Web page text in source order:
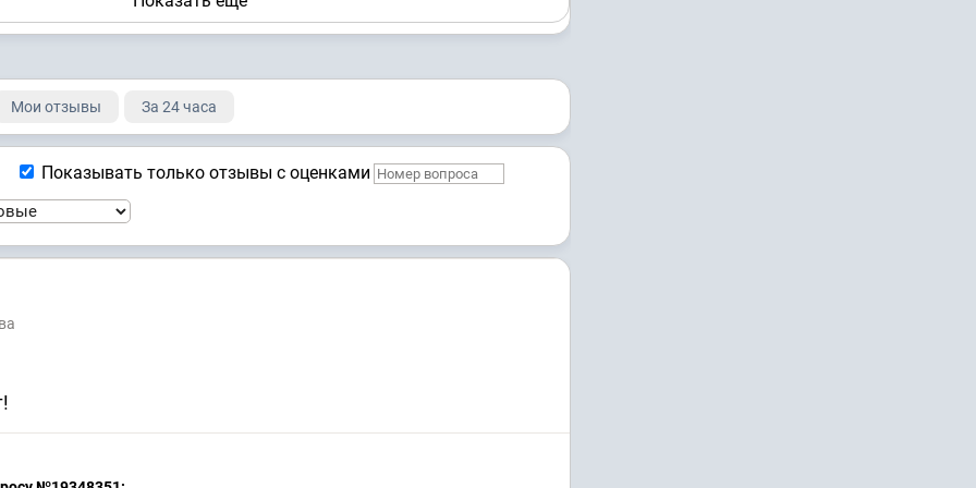
2-5873/2024
Мои отзывы За 24 часа
Показывать только отзывы с оценками